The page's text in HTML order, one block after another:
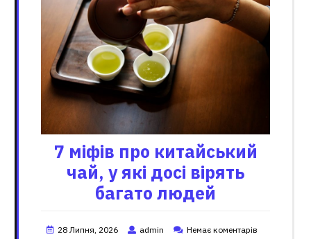
7 міфів про китайський
чай, у які досі вірять
багато людей
28 Липня, 2026 admin
Немає коментарів